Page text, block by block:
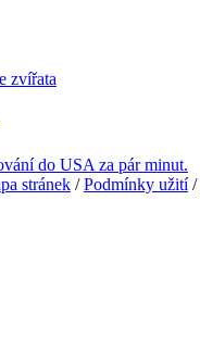
zvířata
do USA za pár minut.
stránek /Podmínky užití/